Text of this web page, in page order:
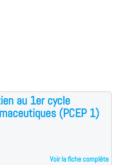
au 1er cycle
(PCEP 1)
Voir la fiche complète